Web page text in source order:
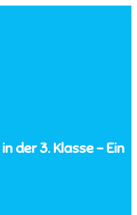
der 3. Klasse – Ein